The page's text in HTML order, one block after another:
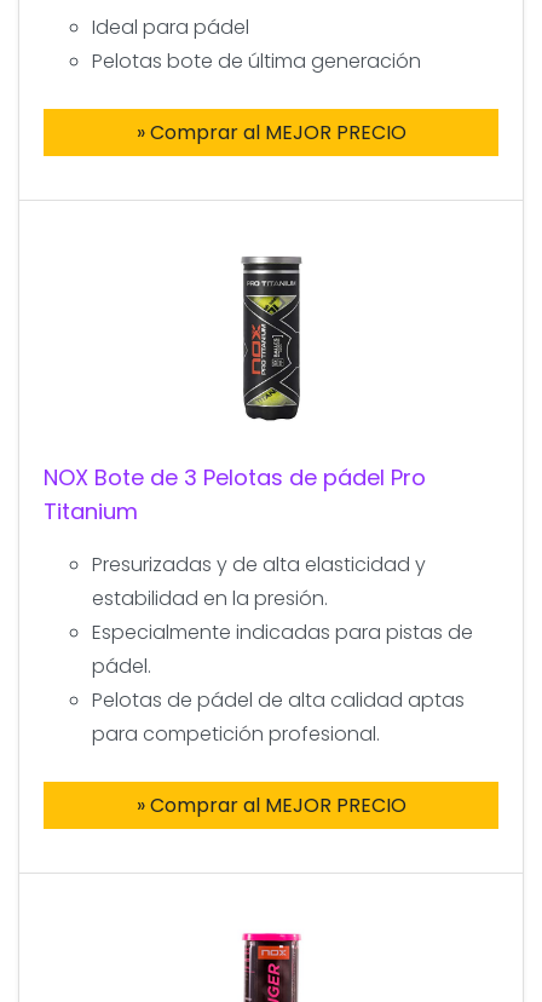
Ideal para pádel
Pelotas bote de última generación
» Comprar al MEJOR PRECIO
NOX Bote de 3 Pelotas de pádel Pro
Titanium
Presurizadas y de alta elasticidad y
estabilidad en la presión.
Especialmente indicadas para pistas de
pádel.
Pelotas de pádel de alta calidad aptas
para competición profesional.
» Comprar al MEJOR PRECIO